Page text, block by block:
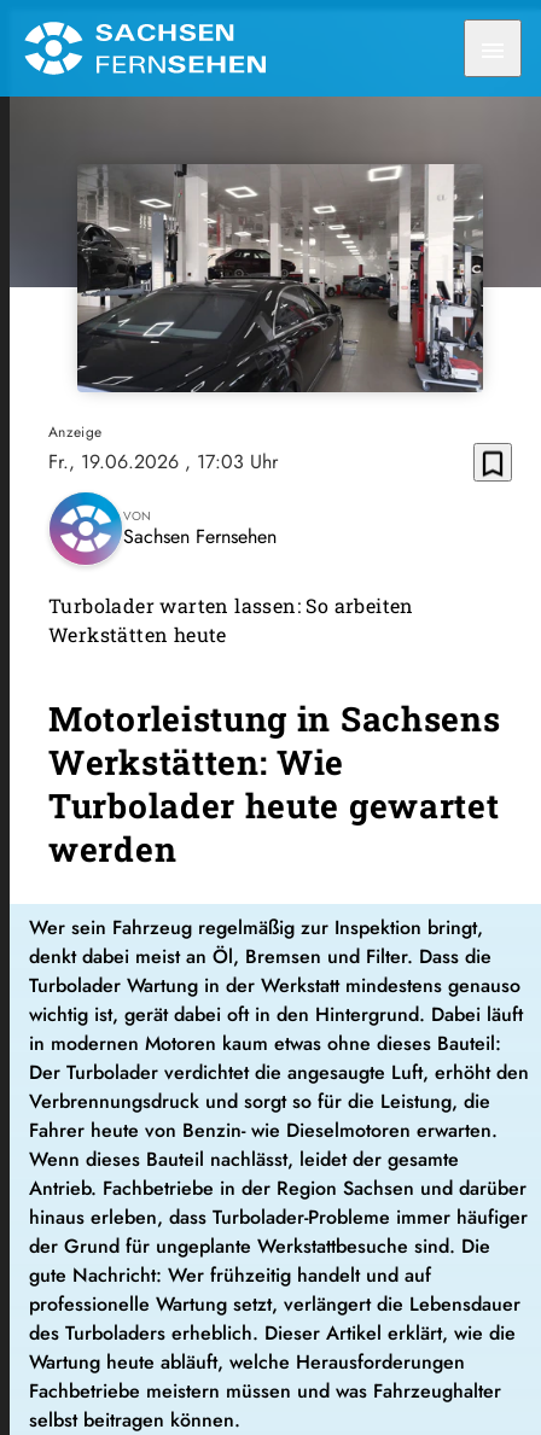
Anzeige
Fr., 19.06.2026 , 17:03 Uhr bookmark_border
VON
Sachsen Fernsehen
Turbolader warten lassen: So arbeiten
Werkstätten heute
Motorleistung in Sachsens
Werkstätten: Wie
Turbolader heute gewartet
werden
Wer sein Fahrzeug regelmäßig zur Inspektion bringt,
denkt dabei meist an Öl, Bremsen und Filter. Dass die
Turbolader Wartung in der Werkstatt mindestens genauso
wichtig ist, gerät dabei oft in den Hintergrund. Dabei läuft
in modernen Motoren kaum etwas ohne dieses Bauteil:
Der Turbolader verdichtet die angesaugte Luft, erhöht den
Verbrennungsdruck und sorgt so für die Leistung, die
Fahrer heute von Benzin- wie Dieselmotoren erwarten.
Wenn dieses Bauteil nachlässt, leidet der gesamte
Antrieb. Fachbetriebe in der Region Sachsen und darüber
hinaus erleben, dass Turbolader-Probleme immer häufiger
der Grund für ungeplante Werkstattbesuche sind. Die
gute Nachricht: Wer frühzeitig handelt und auf
professionelle Wartung setzt, verlängert die Lebensdauer
des Turboladers erheblich. Dieser Artikel erklärt, wie die
Wartung heute abläuft, welche Herausforderungen
Fachbetriebe meistern müssen und was Fahrzeughalter
selbst beitragen können.